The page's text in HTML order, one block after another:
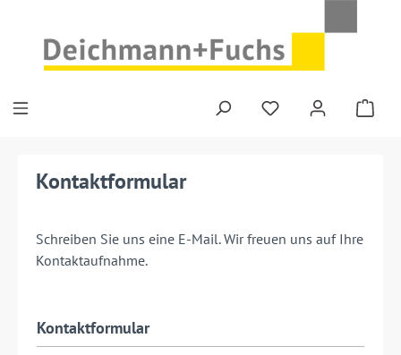
Kontaktformular
Schreiben Sie uns eine E-Mail. Wir freuen uns auf Ihre
Kontaktaufnahme.
Kontaktformular